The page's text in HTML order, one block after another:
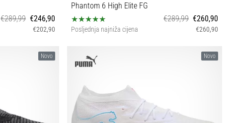
€289,99 €246,90
€202,90
Phantom 6 High Elite FG
€289,99 €260,90
Posljednja najniža cijena €260,90
Novo Novo